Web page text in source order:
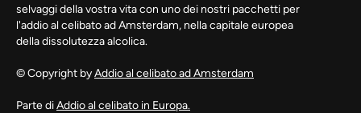
selvaggi della vostra vita con uno dei nostri pacchetti per
l'addio al celibato ad Amsterdam, nella capitale europea
della dissolutezza alcolica.
© Copyright byAddio al celibato ad Amsterdam
Parte diAddio al celibato in Europa.